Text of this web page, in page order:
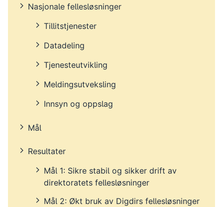
Nasjonale fellesløsninger
Tillitstjenester
Datadeling
Tjenesteutvikling
Meldingsutveksling
Innsyn og oppslag
Mål
Resultater
Mål 1: Sikre stabil og sikker drift av
direktoratets fellesløsninger
Mål 2: Økt bruk av Digdirs fellesløsninger